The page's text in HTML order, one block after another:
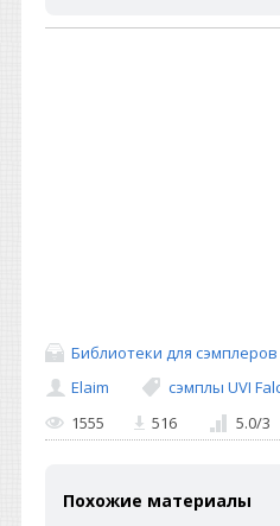
Библиотеки для сэмплеров
Elaim
сэмплы UVI
1555
516 5.0/3
Похожие материалы